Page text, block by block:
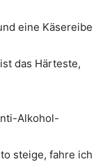
eine Käsereibe
das Härteste,
Alkohol-
steige, fahre ich